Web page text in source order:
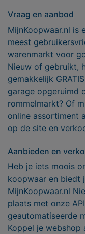
Vraag en aanbod
MijnKoopwaar.nl is
meest
warenmarkt voor
Nieuw of gebruikt,
gemakkelijk
garage opgeruimd
rommelmarkt? Of
online assortiment
op de site en
Aanbieden en
Heb je iets moois
koopwaar en biedt
MijnKoopwaar.nl
plaats met onze
geautomatiseerde
Koppel je webshop